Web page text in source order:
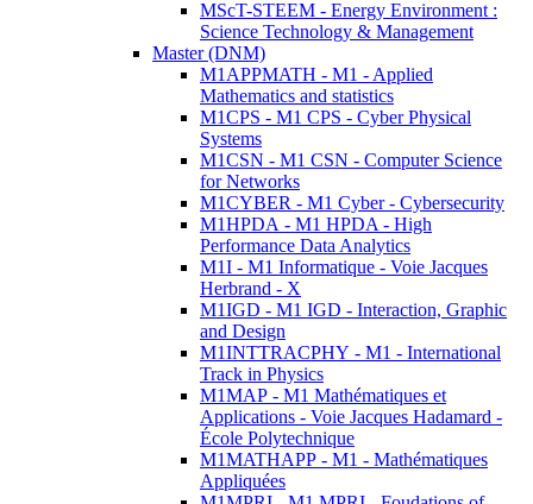
MScT-STEEM - Energy Environment :
Science Technology & Management
Master (DNM)
M1APPMATH - M1 - Applied
Mathematics and statistics
M1CPS - M1 CPS - Cyber Physical
Systems
M1CSN - M1 CSN - Computer Science
for Networks
M1CYBER - M1 Cyber - Cybersecurity
M1HPDA - M1 HPDA - High
Performance Data Analytics
M1I - M1 Informatique - Voie Jacques
Herbrand - X
M1IGD - M1 IGD - Interaction, Graphic
and Design
M1INTTRACPHY - M1 - International
Track in Physics
M1MAP - M1 Mathématiques et
Applications - Voie Jacques Hadamard -
École Polytechnique
M1MATHAPP - M1 - Mathématiques
Appliquées